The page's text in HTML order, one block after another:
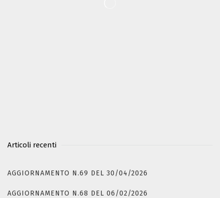
Articoli recenti
AGGIORNAMENTO N.69 DEL 30/04/2026
AGGIORNAMENTO N.68 DEL 06/02/2026